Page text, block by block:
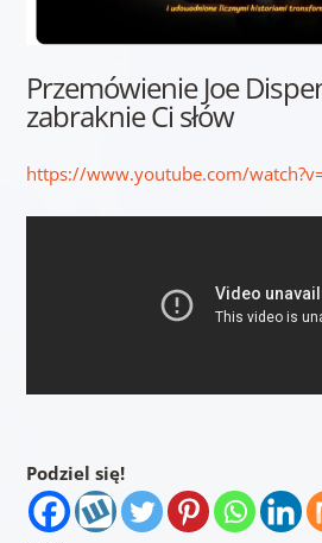
Przemówienie Joe
zabraknie Ci słów
https://www.youtube.com/
Podziel się!